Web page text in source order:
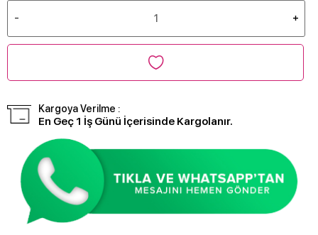
Kargoya Verilme :
En Geç 1 İş Günü İçerisinde Kargolanır.